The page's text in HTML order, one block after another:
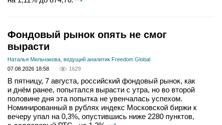
Фондовый рынок опять не смог
вырасти
Наталья Мильчакова, ведущий аналитик Freedom Global
07.08.2026 18:58
1629
В пятницу, 7 августа, российский фондовый рынок, как
и днём ранее, попытался вырасти с утра, но во второй
половине дня эта попытка не увенчалась успехом.
Номинированный в рублях индекс Московской биржи к
вечеру упал на 0,3%, опустившись ниже 2280 пунктов,